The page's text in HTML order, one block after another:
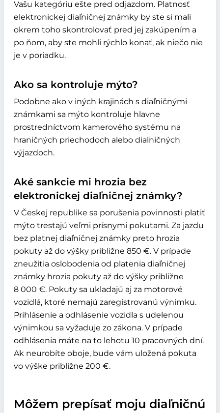
Vašu kategóriu ešte pred odjazdom. Platnosť
elektronickej diaľničnej známky by ste si mali
okrem toho skontrolovať pred jej zakúpením a
po ňom, aby ste mohli rýchlo konať, ak niečo nie
je v poriadku.
Ako sa kontroluje mýto?
Podobne ako v iných krajinách s diaľničnými
známkami sa mýto kontroluje hlavne
prostredníctvom kamerového systému na
hraničných priechodoch alebo diaľničných
výjazdoch.
Aké sankcie mi hrozia bez
elektronickej diaľničnej známky?
V Českej republike sa porušenia povinnosti platiť
mýto trestajú veľmi prísnymi pokutami. Za jazdu
bez platnej diaľničnej známky preto hrozia
pokuty až do výšky približne 850 €. V prípade
zneužitia oslobodenia od platenia diaľničnej
známky hrozia pokuty až do výšky približne
8 000 €. Pokuty sa ukladajú aj za motorové
vozidlá, ktoré nemajú zaregistrovanú výnimku.
Prihlásenie a odhlásenie vozidla s udelenou
výnimkou sa vyžaduje zo zákona. V prípade
odhlásenia máte na to lehotu 10 pracovných dní.
Ak neurobíte oboje, bude vám uložená pokuta
vo výške približne 200 €.
Môžem prepísať moju diaľničnú